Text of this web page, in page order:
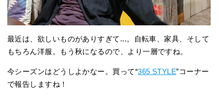
最近は、欲しいものがありすぎて...。自転車、家具、そして
もちろん洋服。もう秋になるので、より一層ですね。
今シーズンはどうしよかなー。買って“365 STYLE”コーナー
で報告しますね！